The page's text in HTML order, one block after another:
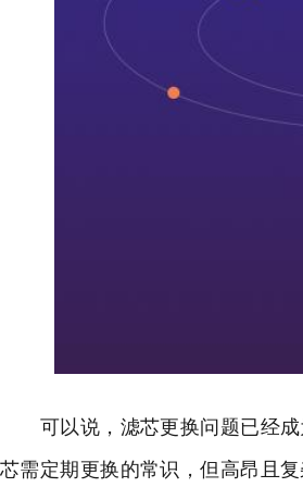
可以说，滤芯更换问题已经成
芯需定期更换的常识，但高昂且